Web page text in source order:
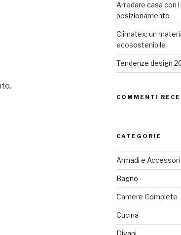
Arredare casa con
posizionamento
Climatex: un
ecosostenibile
Tendenze design
COMMENTI
CATEGORIE
Armadi e Accessori
Bagno
Camere Complete
Cucina